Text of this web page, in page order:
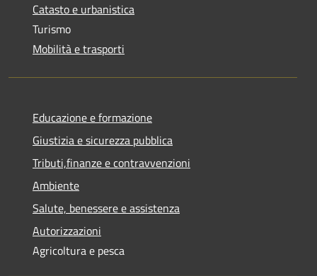
Catasto e urbanistica
Turismo
Mobilità e trasporti
Educazione e formazione
Giustizia e sicurezza pubblica
Tributi,finanze e contravvenzioni
Ambiente
Salute, benessere e assistenza
Autorizzazioni
Agricoltura e pesca